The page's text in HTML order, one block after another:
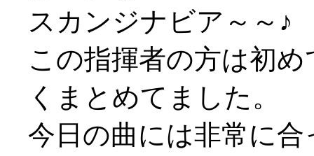
スカンジナビア～～♪
この指揮者の方は初
くまとめてました。
今日の曲には非常に